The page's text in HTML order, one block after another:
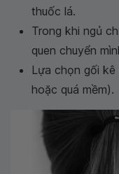
thuốc lá.
Trong khi ngủ
quen chuyển
Lựa chọn gối kê
hoặc quá mềm).